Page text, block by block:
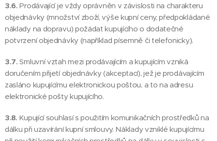
3.6.Prodávající je vždy oprávněn v závislosti na charakteru
objednávky (množství zboží, výše kupní ceny, předpokládané
náklady na dopravu) požádat kupujícího o dodatečné
potvrzení objednávky (například písemně či telefonicky).
3.7.Smluvní vztah mezi prodávajícím a kupujícím vzniká
doručením přijetí objednávky (akceptací), jež je prodávajícím
zasláno kupujícímu elektronickou poštou, a to na adresu
elektronické pošty kupujícího.
3.8. Kupující souhlasí s použitím komunikačních prostředků na
dálku při uzavírání kupní smlouvy. Náklady vzniklé kupujícímu